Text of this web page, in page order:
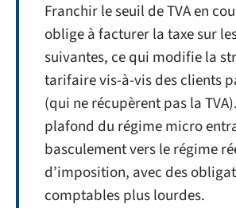
Franchir le seuil de TVA en
oblige à facturer la taxe sur
suivantes, ce qui modifie la
tarifaire vis-à-vis des clients
(qui ne récupèrent pas la
plafond du régime micro
basculement vers le régime
d’imposition, avec des
comptables plus lourdes.